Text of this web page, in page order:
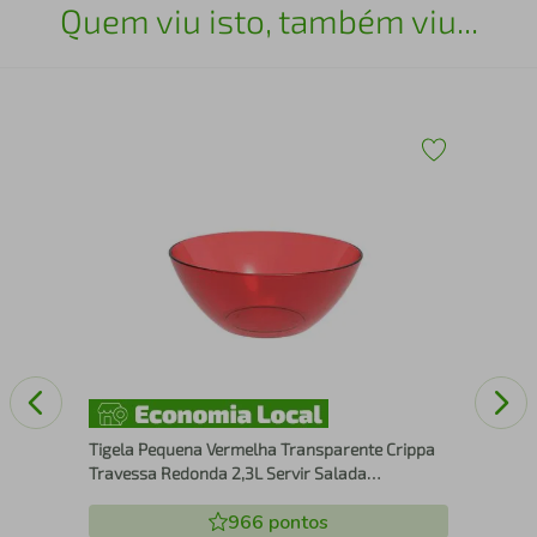
Quem viu isto, também viu...
Tigela Pequena Vermelha Transparente Crippa
Travessa Redonda 2,3L Servir Salada
966 pontos